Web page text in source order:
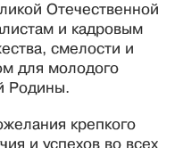
Отечественной
и кадровым
смелости и
для молодого
Родины.
крепкого
и успехов во всех